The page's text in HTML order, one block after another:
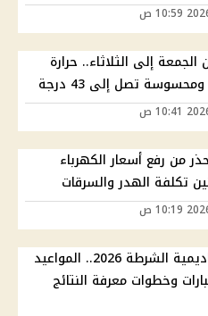
إلى الثلاثاء.. حرارة
تصل إلى 43 درجة
من رفع أسعار الكهرباء
تكلفة الهدر والسرقات
التقديم في أكاديمية الشرطة 2026.. المواعيد
وخطوات معرفة النتائج